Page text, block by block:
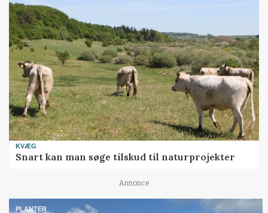
KVÆG
Snart kan man søge tilskud til naturprojekter
Annonce
PLANTER